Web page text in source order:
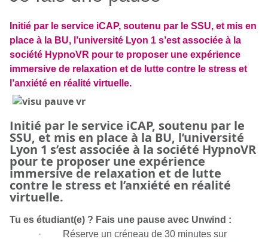
Initié par le service iCAP, soutenu par le SSU, et mis en
place à la BU, l’université Lyon 1 s’est associée à la
société HypnoVR pour te proposer une expérience
immersive de relaxation et de lutte contre le stress et
l’anxiété en réalité virtuelle.
Initié par le service iCAP, soutenu par le
SSU, et mis en place à la BU, l’université
Lyon 1 s’est associée à la société HypnoVR
pour te proposer une expérience
immersive de relaxation et de lutte
contre le stress et l’anxiété en réalité
virtuelle.
Tu es étudiant(e) ? Fais une pause avec Unwind :
· Réserve un créneau de 30 minutes sur